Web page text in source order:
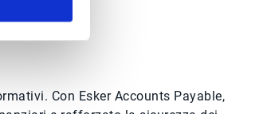
Con Esker Accounts Payable,